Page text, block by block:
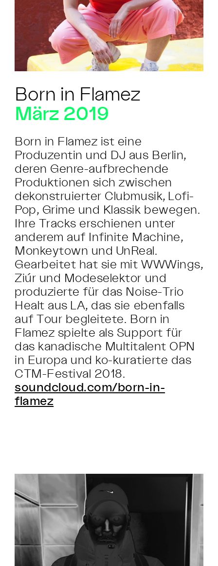
Born in Flamez
März 2019
Born in Flamez ist eine
Produzentin und DJ aus Berlin,
deren Genre-aufbrechende
Produktionen sich zwischen
dekonstruierter Clubmusik, Lofi-
Pop, Grime und Klassik bewegen.
Ihre Tracks erschienen unter
anderem auf Infinite Machine,
Monkeytown und UnReal.
Gearbeitet hat sie mit WWWings,
Ziúr und Modeselektor und
produzierte für das Noise-Trio
Healt aus LA, das sie ebenfalls
auf Tour begleitete. Born in
Flamez spielte als Support für
das kanadische Multitalent OPN
in Europa und ko-kuratierte das
CTM-Festival 2018.
soundcloud.com/born-in-
flamez